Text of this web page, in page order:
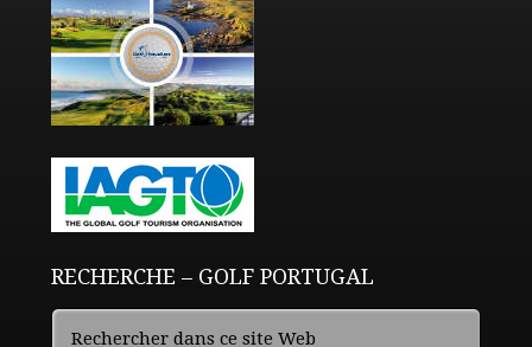
RECHERCHE – GOLF PORTUGAL